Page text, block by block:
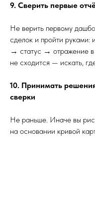
9. Сверить первые
Не верить первому
сделок и пройти
→ статус → отражение в
не сходится — искать,
10. Принимать
сверки
Не раньше. Иначе вы
на основании кривой